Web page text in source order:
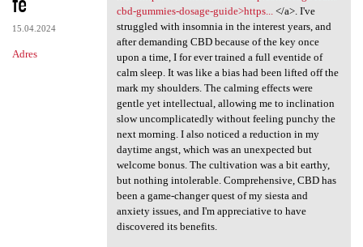
15.04.2024
Adres
cbd-gummies-dosage-guide>https...</a>. I've
struggled with insomnia in the interest years, and
after demanding CBD because of the key once
upon a time, I for ever trained a full eventide of
calm sleep. It was like a bias had been lifted off the
mark my shoulders. The calming effects were
gentle yet intellectual, allowing me to inclination
slow uncomplicatedly without feeling punchy the
next morning. I also noticed a reduction in my
daytime angst, which was an unexpected but
welcome bonus. The cultivation was a bit earthy,
but nothing intolerable. Comprehensive, CBD has
been a game-changer quest of my siesta and
anxiety issues, and I'm appreciative to have
discovered its benefits.